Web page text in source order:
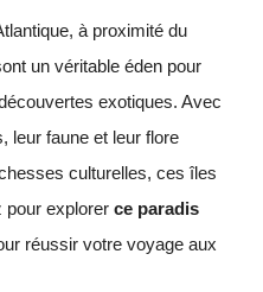
à proximité du
un véritable éden pour
exotiques. Avec
leur faune et leur flore
culturelles, ces îles
pour explorer ce paradis
réussir votre voyage aux